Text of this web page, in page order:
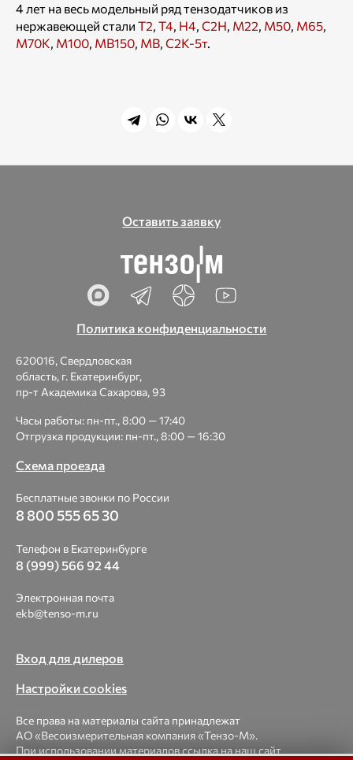
4 лет на весь модельный ряд тензодатчиков из
нержавеющей стали Т2, Т4, Н4, С2Н, М22, М50, М65,
М70К, М100, МВ150, МВ, С2К-5т.
Оставить заявку
Политика конфиденциальности
620016, Свердловская
область, г. Екатеринбург,
пр-т Академика Сахарова, 93
Часы работы: пн-пт., 8:00 — 17:40
Отгрузка продукции: пн-пт., 8:00 — 16:30
Схема проезда
Бесплатные звонки по России
8 800 555 65 30
Телефон в Екатеринбурге
8 (999) 566 92 44
Электронная почта
ekb@tenso-m.ru
Вход для дилеров
Настройки cookies
Все права на материалы сайта принадлежат
АО «Весоизмерительная компания «Тензо-М».
При использовании материалов ссылка на наш сайт